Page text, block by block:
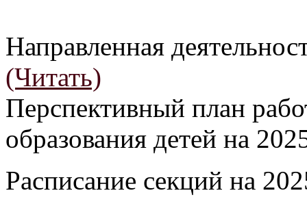
Направленная
(Читать)
Перспективный план
образования детей на
Расписание секций на